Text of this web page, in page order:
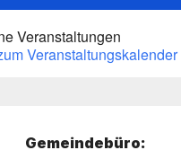
Veranstaltungen
Veranstaltungskalender
Gemeindebüro: